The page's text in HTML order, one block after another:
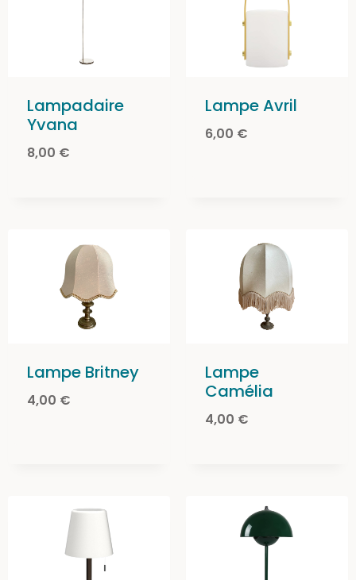
Lampadaire
Yvana
8,00 €
Lampe Avril
6,00 €
Lampe Britney
4,00 €
Lampe
Camélia
4,00 €